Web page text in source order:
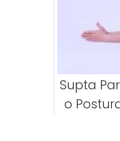
Supta
o